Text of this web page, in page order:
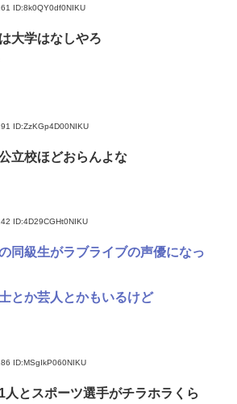
ID:8k0QY0df0NIKU
大学はなしやろ
ID:ZzKGp4D00NIKU
立校ほどおらんよな
ID:4D29CGHt0NIKU
同級生がラブライブの声優になっ
とか芸人とかもいるけど
ID:MSgIkP060NIKU
人とスポーツ選手がチラホラくら